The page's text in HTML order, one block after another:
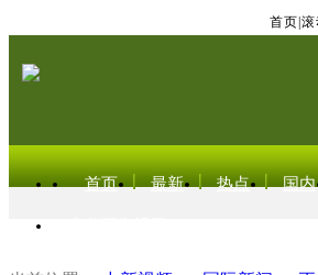
首页 滚
首页 最新 热点 国内